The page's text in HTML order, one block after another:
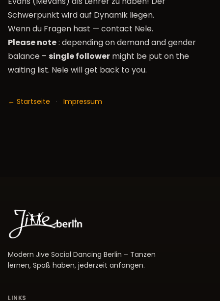
Schwerpunkt wird auf Dynamik liegen.
Wenn du Fragen hast — contact Nele.
Please note: depending on demand and gender
balance – single follower might be put on the
waiting list. Nele will get back to you.
← Startseite · Impressum
Modern Jive Social Dancing Berlin – Tanzen
lernen, Spaß haben, jederzeit anfangen.
LINKS